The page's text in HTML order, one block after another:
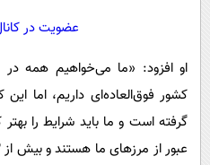
عضویت در
او افزود: «ما می‌خواهیم همه در
کشور فوق‌العاده‌ای داریم، اما
گرفته است و ما باید شرایط را